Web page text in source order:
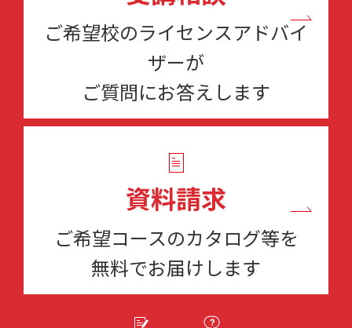
ご希望校のライセンスアドバイ
ザーが
ご質問にお答えします
資料請求
ご希望コースのカタログ等を
無料でお届けします